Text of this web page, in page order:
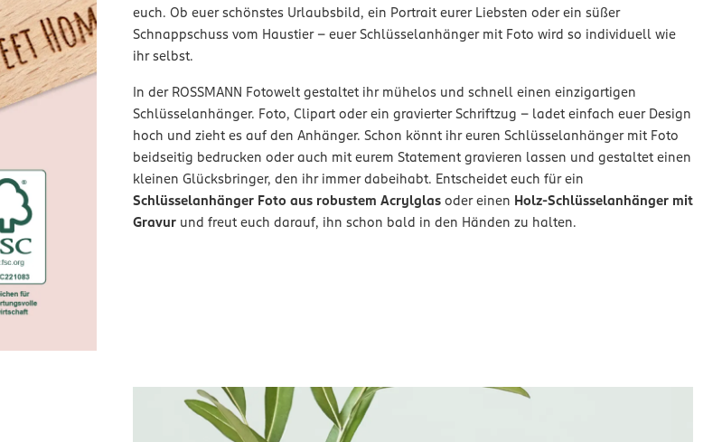
euch. Ob euer schönstes Urlaubsbild, ein Portrait eurer Liebsten oder ein süßer
Schnappschuss vom Haustier – euer Schlüsselanhänger mit Foto wird so individuell wie
ihr selbst.
In der ROSSMANN Fotowelt gestaltet ihr mühelos und schnell einen einzigartigen
Schlüsselanhänger. Foto, Clipart oder ein gravierter Schriftzug – ladet einfach euer Design
hoch und zieht es auf den Anhänger. Schon könnt ihr euren Schlüsselanhänger mit Foto
beidseitig bedrucken oder auch mit eurem Statement gravieren lassen und gestaltet einen
kleinen Glücksbringer, den ihr immer dabeihabt. Entscheidet euch für ein
Schlüsselanhänger Foto aus robustem Acrylglas oder einen Holz-Schlüsselanhänger mit
Gravur und freut euch darauf, ihn schon bald in den Händen zu halten.